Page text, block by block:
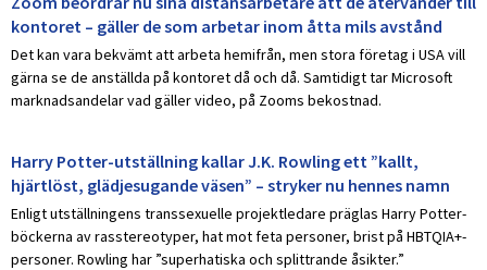
kontoret – gäller de som arbetar inom åtta mils avstånd
Det kan vara bekvämt att arbeta hemifrån, men stora företag i USA vill
gärna se de anställda på kontoret då och då. Samtidigt tar Microsoft
marknadsandelar vad gäller video, på Zooms bekostnad.
Harry Potter-utställning kallar J.K. Rowling ett ”kallt,
hjärtlöst, glädjesugande väsen” – stryker nu hennes namn
Enligt utställningens transsexuelle projektledare präglas Harry Potter-
böckerna av rasstereotyper, hat mot feta personer, brist på HBTQIA+-
personer. Rowling har ”superhatiska och splittrande åsikter.”